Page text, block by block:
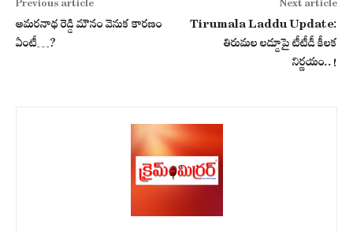
Previous article
అమరనాథ రెడ్డి మౌనం వెనుక కార‌ణం
ఏంటీ…?
Next article
Tirumala Laddu Update:
తిరుమల లడ్డూపై టీటీడీ కీలక
నిర్ణయం..!